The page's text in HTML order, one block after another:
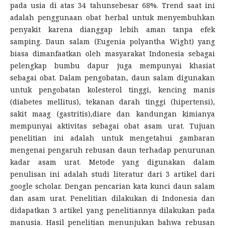
pada usia di atas 34 tahunsebesar 68%. Trend saat ini
adalah penggunaan obat herbal untuk menyembuhkan
penyakit karena dianggap lebih aman tanpa efek
samping. Daun salam (Eugenia polyantha Wight) yang
biasa dimanfaatkan oleh masyarakat Indonesia sebagai
pelengkap bumbu dapur juga mempunyai khasiat
sebagai obat. Dalam pengobatan, daun salam digunakan
untuk pengobatan kolesterol tinggi, kencing manis
(diabetes mellitus), tekanan darah tinggi (hipertensi),
sakit maag (gastritis),diare dan kandungan kimianya
mempunyai aktivitas sebagai obat asam urat. Tujuan
penelitian ini adalah untuk mengetahui gambaran
mengenai pengaruh rebusan daun terhadap penurunan
kadar asam urat. Metode yang digunakan dalam
penulisan ini adalah studi literatur dari 3 artikel dari
google scholar. Dengan pencarian kata kunci daun salam
dan asam urat. Penelitian dilakukan di Indonesia dan
didapatkan 3 artikel yang penelitiannya dilakukan pada
manusia. Hasil penelitian menunjukan bahwa rebusan